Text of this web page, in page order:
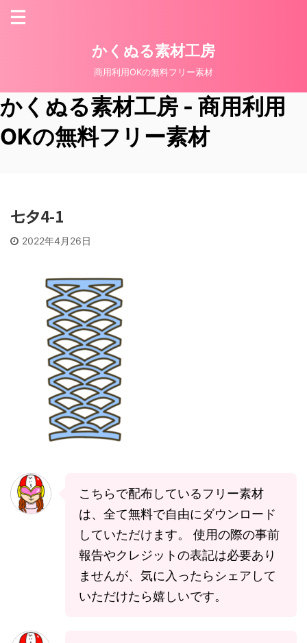
かくぬる素材工房
商用利用OKの無料フリー素材
かくぬる素材工房 - 商用利用
OKの無料フリー素材
七夕4-1
2022年4月26日
こちらで配布しているフリー素材
は、全て無料で自由にダウンロード
していただけます。 使用の際の事前
報告やクレジットの表記は必要あり
ませんが、気に入ったらシェアして
いただけたら嬉しいです。